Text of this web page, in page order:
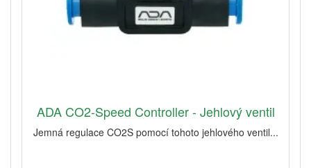
ADA CO2-Speed Controller - Jehlový ventil
Jemná regulace CO2S pomocí tohoto jehlového ventil...